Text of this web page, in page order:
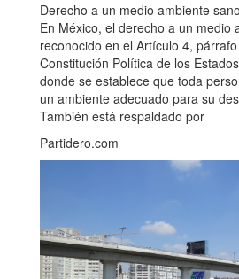
Derecho a un medio ambiente
En México, el derecho a un medio
reconocido en el Artículo 4,
Constitución Política de los
donde se establece que toda
un ambiente adecuado para su
También está respaldado por
Partidero.com